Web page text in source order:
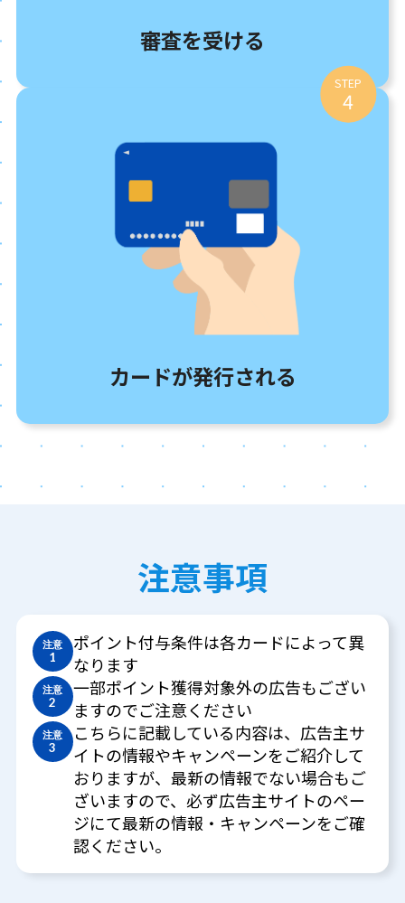
審査を受ける
STEP
4
カードが発行される
注意事項
注意
1
ポイント付与条件は各カードによって異
なります
注意
2
一部ポイント獲得対象外の広告もござい
ますのでご注意ください
注意
3
こちらに記載している内容は、広告主サ
イトの情報やキャンペーンをご紹介して
おりますが、最新の情報でない場合もご
ざいますので、必ず広告主サイトのペー
ジにて最新の情報・キャンペーンをご確
認ください。